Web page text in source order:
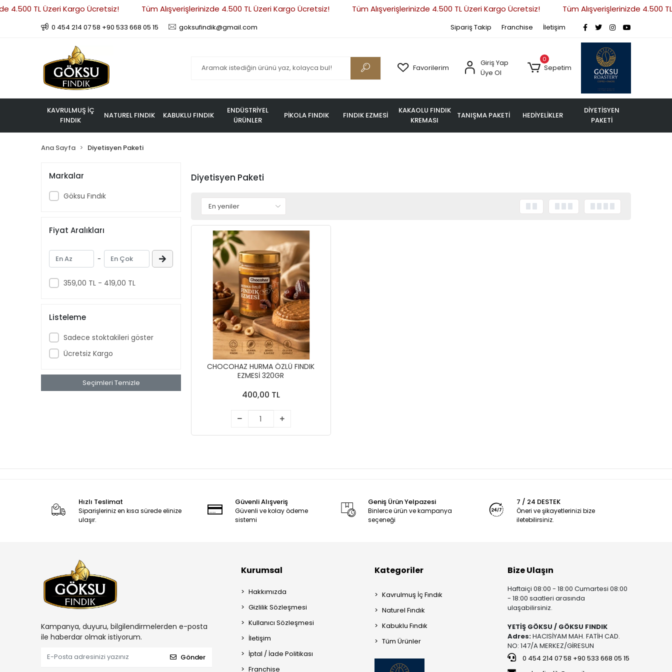
4.500 TL Üzeri Kargo Ücretsiz! Tüm Alışverişlerinizde 4.500 TL Üzeri Kargo Ücretsiz! Tüm Alışverişlerinizde 4.500 TL Üzeri Kargo Ücretsiz! Tüm Alışverişlerinizde 4.500
0 454 214 07 58 +90 533 668 05 15 goksufindik@gmail.com Sipariş Takip Franchise İletişim
Favorilerim
Giriş Yap
Üye Ol
0
Sepetim
KAVRULMUŞ İÇ
FINDIK
NATUREL FINDIK KABUKLU FINDIK
ENDÜSTRİYEL
ÜRÜNLER
PİKOLA FINDIK FINDIK EZMESİ
KAKAOLU FINDIK
KREMASI
TANIŞMA PAKETİ HEDİYELİKLER
DİYETİSYEN
PAKETİ
Ana Sayfa Diyetisyen Paketi
Markalar
Göksu Fındık
Fiyat Aralıkları
-
359,00 TL - 419,00 TL
Listeleme
Sadece stoktakileri göster
Ücretsiz Kargo
Seçimleri Temizle
Diyetisyen Paketi
CHOCOHAZ HURMA ÖZLÜ FINDIK
EZMESI 320GR
400,00 TL
Hızlı Teslimat
Siparişleriniz en kısa sürede elinize
ulaşır.
Güvenli Alışveriş
Güvenli ve kolay ödeme
sistemi
Geniş Ürün Yelpazesi
Binlerce ürün ve kampanya
seçeneği
7 / 24 DESTEK
Öneri ve şikayetlerinizi bize
iletebilirsiniz.
Kampanya, duyuru, bilgilendirmelerden e-posta
ile haberdar olmak istiyorum.
Gönder
Kurumsal
Hakkımızda
Gizlilik Sözleşmesi
Kullanıcı Sözleşmesi
İletişim
İptal / İade Politikası
Franchise
Kategoriler
Kavrulmuş İç Fındık
Naturel Fındık
Kabuklu Fındık
Tüm Ürünler
Bize Ulaşın
Haftaiçi 08:00 - 18:00 Cumartesi 08:00
- 18:00 saatleri arasında
ulaşabilirsiniz.
YETİŞ GÖKSU / GÖKSU FINDIK
Adres:HACISİYAM MAH. FATİH CAD.
NO: 147/A MERKEZ/GİRESUN
0 454 214 07 58 +90 533 668 05 15